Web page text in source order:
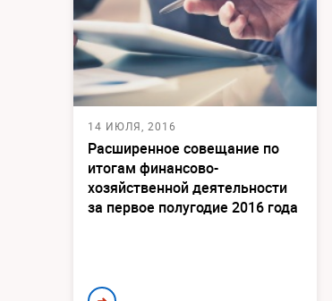
14 ИЮЛЯ, 2016
Расширенное совещание по
итогам финансово-
хозяйственной деятельности
за первое полугодие 2016 года